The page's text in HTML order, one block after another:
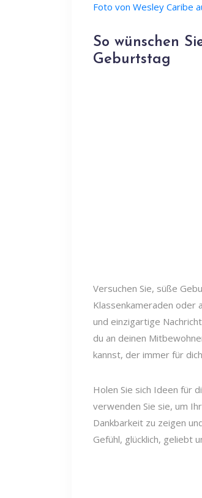
Foto von Wesley Caribe
So wünschen
Geburtstag
Versuchen Sie, süße
Klassenkameraden oder
und einzigartige
du an deinen
kannst, der immer für
Holen Sie sich Ideen für
verwenden Sie sie, um
Dankbarkeit zu zeigen
Gefühl, glücklich, geliebt